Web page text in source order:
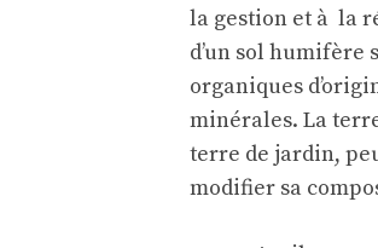
la gestion et à la
d’un sol
organiques
minérales. La
terre de jardin,
modifier sa